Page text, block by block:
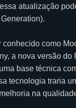
atualização
como
a nova versão
base técnica
tecnologia traria
na